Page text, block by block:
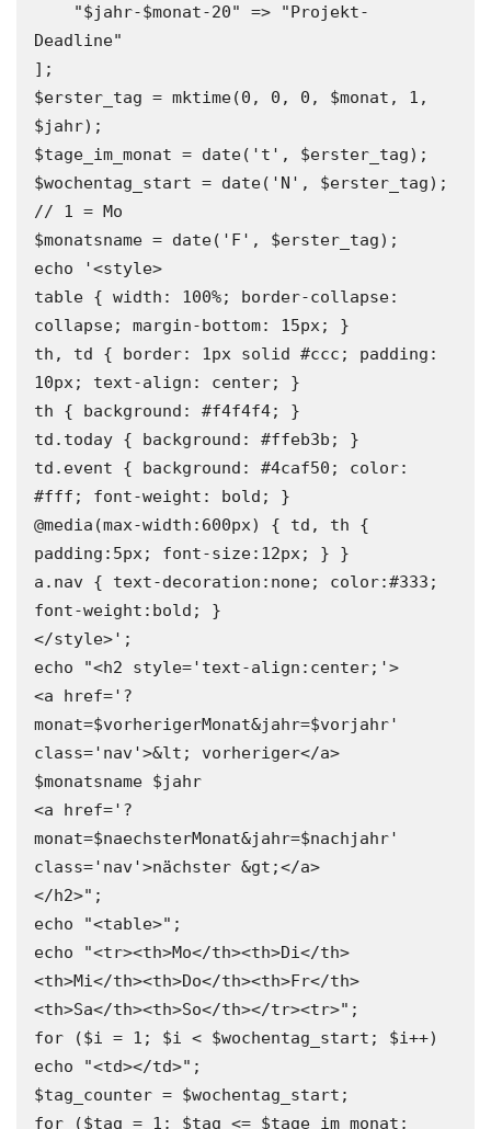
Deadline"
];
$erster_tag = mktime(0, 0, 0, $monat, 1,
$jahr);
$tage_im_monat = date('t', $erster_tag);
$wochentag_start = date('N', $erster_tag);
// 1 = Mo
$monatsname = date('F', $erster_tag);
echo '<style>
table { width: 100%; border-collapse:
collapse; margin-bottom: 15px; }
th, td { border: 1px solid #ccc; padding:
10px; text-align: center; }
th { background: #f4f4f4; }
td.today { background: #ffeb3b; }
td.event { background: #4caf50; color:
#fff; font-weight: bold; }
@media(max-width:600px) { td, th {
padding:5px; font-size:12px; } }
a.nav { text-decoration:none; color:#333;
font-weight:bold; }
</style>';
echo "<h2 style='text-align:center;'>
<a href='?
monat=$vorherigerMonat&jahr=$vorjahr'
class='nav'>&lt; vorheriger</a>
$monatsname $jahr
<a href='?
monat=$naechsterMonat&jahr=$nachjahr'
class='nav'>nächster &gt;</a>
</h2>";
echo "<table>";
echo "<tr><th>Mo</th><th>Di</th>
<th>Mi</th><th>Do</th><th>Fr</th>
<th>Sa</th><th>So</th></tr><tr>";
for ($i = 1; $i < $wochentag_start; $i++)
echo "<td></td>";
$tag_counter = $wochentag_start;
for ($tag = 1; $tag <= $tage_im_monat;